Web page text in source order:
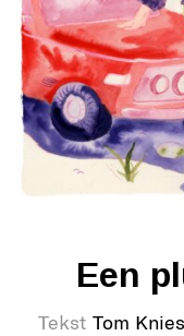
Een
Tekst Tom